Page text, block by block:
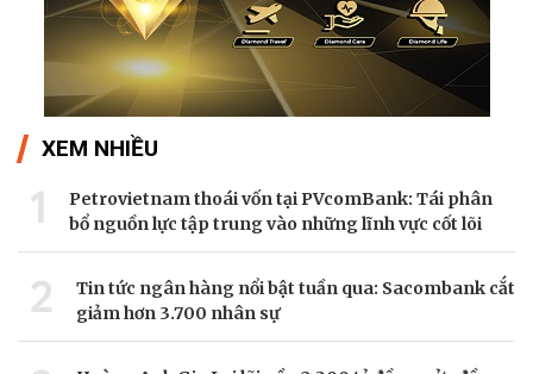
XEM NHIỀU
1
Petrovietnam thoái vốn tại PVcomBank: Tái phân
bổ nguồn lực tập trung vào những lĩnh vực cốt lõi
2
Tin tức ngân hàng nổi bật tuần qua: Sacombank cắt
giảm hơn 3.700 nhân sự